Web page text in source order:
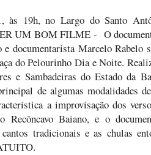
às 19h, no Largo do Santo
UM BOM FILME - O
e documentarista Marcelo Rabelo
do Pelourinho Dia e Noite.
e Sambadeiras do Estado da
de algumas modalidades
a improvisação dos
Recôncavo Baiano, e o
cantos tradicionais e as chulas